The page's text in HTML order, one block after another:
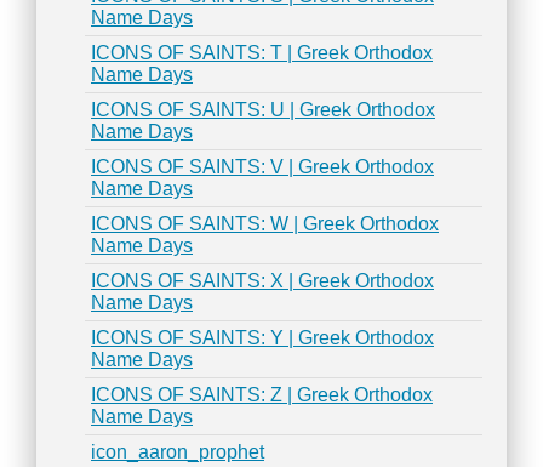
Name Days
ICONS OF SAINTS: T | Greek Orthodox
Name Days
ICONS OF SAINTS: U | Greek Orthodox
Name Days
ICONS OF SAINTS: V | Greek Orthodox
Name Days
ICONS OF SAINTS: W | Greek Orthodox
Name Days
ICONS OF SAINTS: X | Greek Orthodox
Name Days
ICONS OF SAINTS: Y | Greek Orthodox
Name Days
ICONS OF SAINTS: Z | Greek Orthodox
Name Days
icon_aaron_prophet